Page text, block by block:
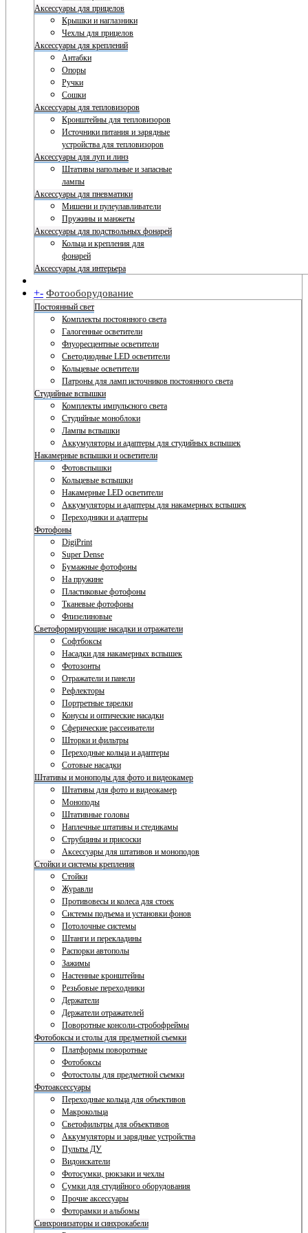
Аксессуары для прицелов
Крышки и наглазники
Чехлы для прицелов
Аксессуары для креплений
Антабки
Опоры
Ручки
Сошки
Аксессуары для тепловизоров
Кронштейны для тепловизоров
Источники питания и зарядные
устройства для тепловизоров
Аксессуары для луп и линз
Штативы напольные и запасные
лампы
Аксессуары для пневматики
Мишени и пулеулавливатели
Пружины и манжеты
Аксессуары для подствольных фонарей
Кольца и крепления для
фонарей
Аксессуары для интерьера
+- Фотооборудование
Постоянный свет
Комплекты постоянного света
Галогенные осветители
Флуоресцентные осветители
Светодиодные LED осветители
Кольцевые осветители
Патроны для ламп источников постоянного света
Студийные вспышки
Комплекты импульсного света
Студийные моноблоки
Лампы вспышки
Аккумуляторы и адаптеры для студийных вспышек
Накамерные вспышки и осветители
Фотовспышки
Кольцевые вспышки
Накамерные LED осветители
Аккумуляторы и адаптеры для накамерных вспышек
Переходники и адаптеры
Фотофоны
DigiPrint
Super Dense
Бумажные фотофоны
На пружине
Пластиковые фотофоны
Тканевые фотофоны
Флизелиновые
Светоформирующие насадки и отражатели
Софтбоксы
Насадки для накамерных вспышек
Фотозонты
Отражатели и панели
Рефлекторы
Портретные тарелки
Конусы и оптические насадки
Сферические рассеиватели
Шторки и фильтры
Переходные кольца и адаптеры
Сотовые насадки
Штативы и моноподы для фото и видеокамер
Штативы для фото и видеокамер
Моноподы
Штативные головы
Наплечные штативы и стедикамы
Струбцины и присоски
Аксессуары для штативов и моноподов
Стойки и системы крепления
Стойки
Журавли
Противовесы и колеса для стоек
Системы подъема и установки фонов
Потолочные системы
Штанги и перекладины
Распорки автополы
Зажимы
Настенные кронштейны
Резьбовые переходники
Держатели
Держатели отражателей
Поворотные консоли-стробофреймы
Фотобоксы и столы для предметной съемки
Платформы поворотные
Фотобоксы
Фотостолы для предметной съемки
Фотоаксессуары
Переходные кольца для объективов
Макрокольца
Светофильтры для объективов
Аккумуляторы и зарядные устройства
Пульты ДУ
Видоискатели
Фотосумки, рюкзаки и чехлы
Сумки для студийного оборудования
Прочие аксессуары
Фоторамки и альбомы
Синхронизаторы и синхрокабели